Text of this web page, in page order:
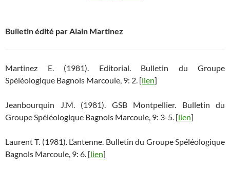
Bulletin édité par Alain Martinez
Martinez E. (1981). Editorial. Bulletin du Groupe
Spéléologique Bagnols Marcoule, 9: 2. [lien]
Jeanbourquin J.M. (1981). GSB Montpellier. Bulletin du
Groupe Spéléologique Bagnols Marcoule, 9: 3-5. [lien]
Laurent T. (1981). L’antenne. Bulletin du Groupe Spéléologique
Bagnols Marcoule, 9: 6. [lien]